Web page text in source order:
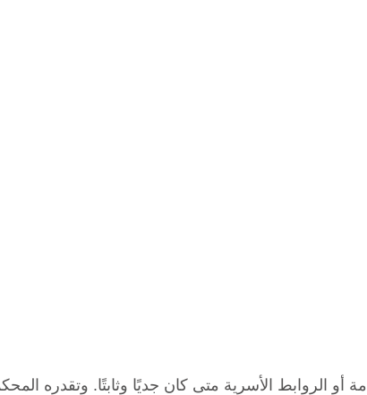
الروابط الأسرية متى كان جديًا وثابتًا. وتقدره